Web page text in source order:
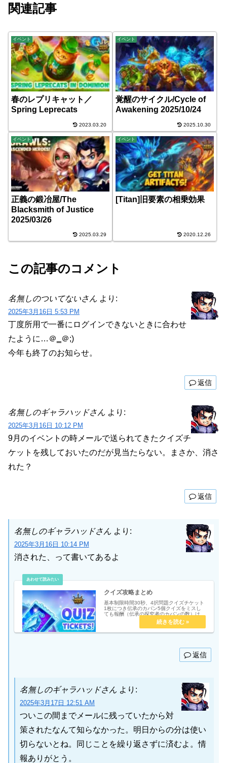
関連記事
イベント
春のレプリキャット／
Spring Leprecats
2023.03.20
イベント
覚醒のサイクル/Cycle of
Awakening 2025/10/24
2025.10.30
イベント
正義の鍛冶屋/The
Blacksmith of Justice
2025/03/26
2025.03.29
イベント
[Titan]旧要素の相乗効果
2020.12.26
この記事のコメント
名無しのついてないさん より:
2025年3月16日 5:53 PM
丁度所用で一番にログインできないときに合わせ
たように…＠‗＠;)
今年も終了のお知らせ。
返信
名無しのギャラハッドさん より:
2025年3月16日 10:12 PM
9月のイベントの時メールで送られてきたクイズチ
ケットを残しておいたのだが見当たらない。まさか、消さ
れた？
返信
名無しのギャラハッドさん より:
2025年3月16日 10:14 PM
消された、って書いてあるよ
クイズ攻略まとめ
基本制限時間30秒、4択問題クイズチケット
1枚につき伝承のカバン5個クイズをミスし
ても報酬（伝承の探究者のカバンの数）は変
わらない。クイズポイントだけ減るチケット
1枚と10枚の問題の内容は変わらない慣れる
返信
名無しのギャラハッドさん より:
2025年3月17日 12:51 AM
ついこの間までメールに残っていたから対
策されたなんて知らなかった。明日からの分は使い
切らないとね。同じことを繰り返さずに済むよ。情
報ありがとう。